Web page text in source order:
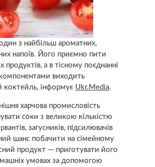
з найбільш ароматних,
напоїв. Його приємно пити
продуктів, а в тісному поєднанні
виходить
коктейль, інформує Ukr.Media.
харчова промисловість
соки з великою кількістю
загусників, підсилювачів
шанс побачити на сімейному
продукт — приготувати його
умовах за допомогою